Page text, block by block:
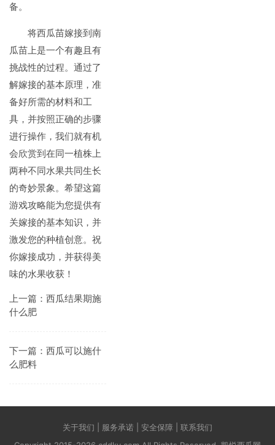
备。
将西瓜苗嫁接到南
瓜苗上是一个有趣且有
挑战性的过程。通过了
解嫁接的基本原理，准
备好所需的材料和工
具，并按照正确的步骤
进行操作，我们就有机
会欣赏到在同一植株上
两种不同水果共同生长
的奇妙景象。希望这篇
游戏攻略能为您提供有
关嫁接的基本知识，并
激发您的种植创意。祝
你嫁接成功，并获得美
味的水果收获！
上一篇： 西瓜结果期施
什么肥
下一篇： 西瓜可以施什
么肥料
关于我们 | 服务承诺 | 安全保障 | 联系我们